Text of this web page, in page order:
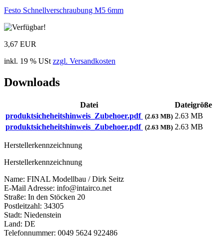
Festo Schnellverschraubung M5 6mm
3,67 EUR
inkl. 19 % USt zzgl. Versandkosten
Downloads
Datei
Dateigröße
produktsicheheitshinweis_Zubehoer.pdf (2.63 MB) 2.63 MB
produktsicheheitshinweis_Zubehoer.pdf (2.63 MB) 2.63 MB
Herstellerkennzeichnung
Herstellerkennzeichnung
Name: FINAL Modellbau / Dirk Seitz
E-Mail Adresse: info@intairco.net
Straße: In den Stöcken 20
Postleitzahl: 34305
Stadt: Niedenstein
Land: DE
Telefonnummer: 0049 5624 922486